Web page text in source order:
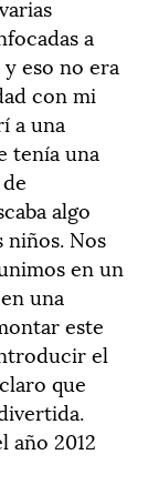
a
eso no era
con mi
a una
tenía una
algo
Nos
en un
una
este
el
que
año 2012